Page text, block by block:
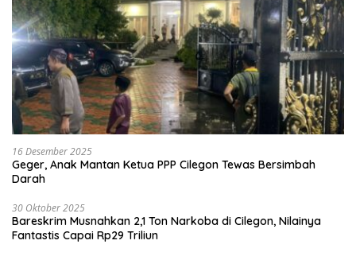
16 Desember 2025
Geger, Anak Mantan Ketua PPP Cilegon Tewas Bersimbah
Darah
30 Oktober 2025
Bareskrim Musnahkan 2,1 Ton Narkoba di Cilegon, Nilainya
Fantastis Capai Rp29 Triliun